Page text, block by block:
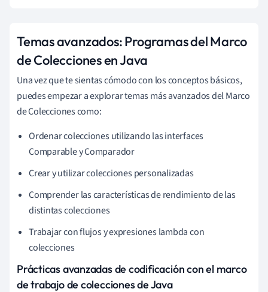
Temas avanzados: Programas del Marco
de Colecciones en Java
Una vez que te sientas cómodo con los conceptos básicos,
puedes empezar a explorar temas más avanzados del Marco
de Colecciones como:
Ordenar colecciones utilizando las interfaces
Comparable y Comparador
Crear y utilizar colecciones personalizadas
Comprender las características de rendimiento de las
distintas colecciones
Trabajar con flujos y expresiones lambda con
colecciones
Prácticas avanzadas de codificación con el marco
de trabajo de colecciones de Java